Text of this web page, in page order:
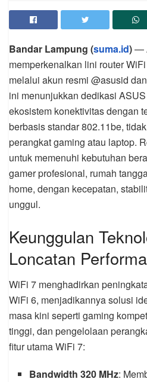
Bandar Lampung (suma.id)—
memperkenalkan lini router
melalui akun resmi @asusid
ini menunjukkan dedikasi
ekosistem konektivitas dengan
berbasis standar 802.11be,
perangkat gaming atau laptop.
untuk memenuhi kebutuhan
gamer profesional, rumah
home, dengan kecepatan,
unggul.
Keunggulan
Loncatan
WiFi 7 menghadirkan
WiFi 6, menjadikannya solusi
masa kini seperti gaming
tinggi, dan pengelolaan
fitur utama WiFi 7:
Bandwidth 320 MHz: